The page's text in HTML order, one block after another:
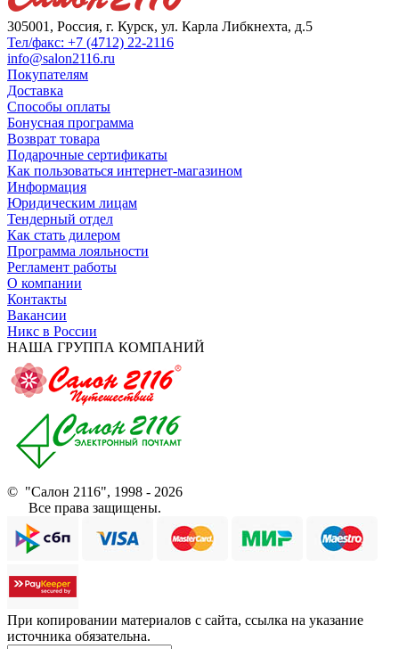
305001, Россия, г. Курск, ул. Карла Либкнехта, д.5
Тел/факс: +7 (4712) 22-2116
info@salon2116.ru
Покупателям
Доставка
Способы оплаты
Бонусная программа
Возврат товара
Подарочные сертификаты
Как пользоваться интернет-магазином
Информация
Юридическим лицам
Тендерный отдел
Как стать дилером
Программа лояльности
Регламент работы
О компании
Контакты
Вакансии
Никс в России
НАША ГРУППА КОМПАНИЙ
© "Салон 2116", 1998 - 2026
Все права защищены.
При копировании материалов с сайта, ссылка на указание
источника обязательна.